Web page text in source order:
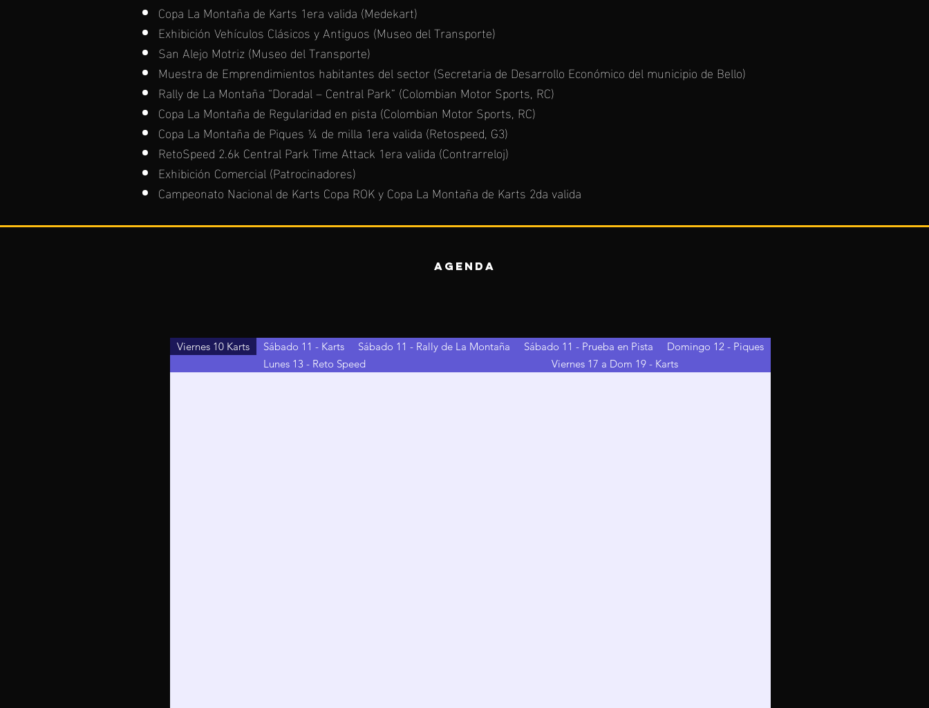
Copa La Montaña de Karts 1era valida (Medekart)
Exhibición Vehículos Clásicos y Antiguos (Museo del Transporte)
San Alejo Motriz (Museo del Transporte)
Muestra de Emprendimientos habitantes del sector (Secretaria de Desarrollo Económico del municipio de Bello)
Rally de La Montaña “Doradal – Central Park” (Colombian Motor Sports, RC)
Copa La Montaña de Regularidad en pista (Colombian Motor Sports, RC)
Copa La Montaña de Piques ¼ de milla 1era valida (Retospeed, G3)
RetoSpeed 2.6k Central Park Time Attack 1era valida (Contrarreloj)
Exhibición Comercial (Patrocinadores)
Campeonato Nacional de Karts Copa ROK y Copa La Montaña de Karts 2da valida
AGENDA
Viernes 10 Karts Sábado 11 - Karts Sábado 11 - Rally de La Montaña Sábado 11 - Prueba en Pista
Domingo 12 - Piques
Lunes 13 - Reto Speed
Viernes 17 a Dom 19 - Karts